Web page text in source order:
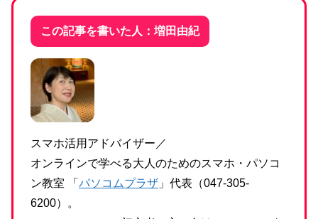
この記事を書いた人：増田由紀
スマホ活用アドバイザー／
オンラインで学べる大人のためのスマホ・パソコ
ン教室 「 パソコムプラザ 」代表（047-305-
6200）。